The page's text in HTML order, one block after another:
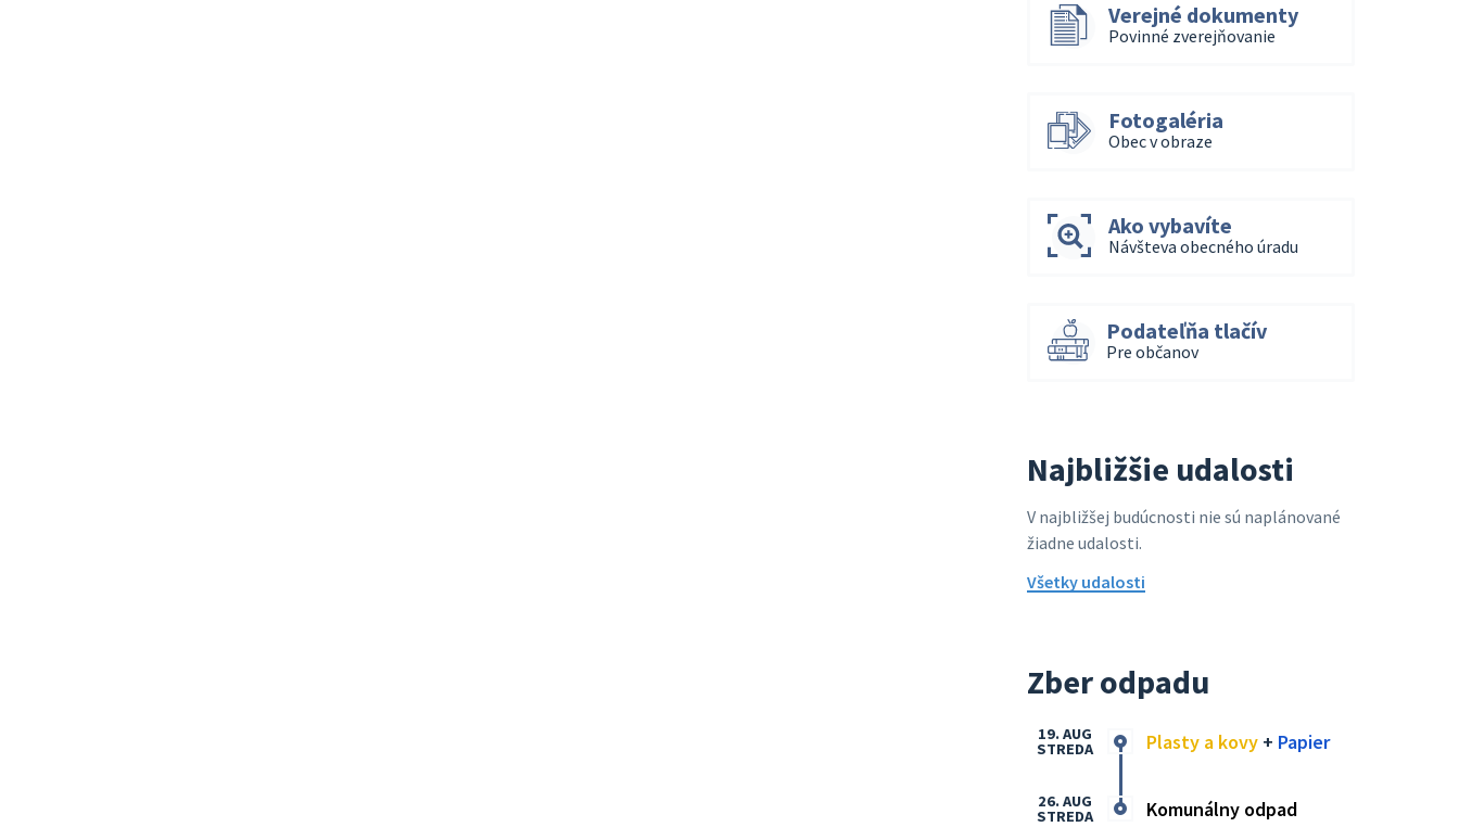
Verejné dokumenty
Povinné zverejňovanie
Fotogaléria
Obec v obraze
Ako vybavíte
Návšteva obecného úradu
Podateľňa tlačív
Pre občanov
Najbližšie udalosti
V najbližšej budúcnosti nie sú naplánované
žiadne udalosti.
Všetky udalosti
Zber odpadu
Plasty a kovy + Papier
19. AUG
STREDA
Komunálny odpad
26. AUG
STREDA